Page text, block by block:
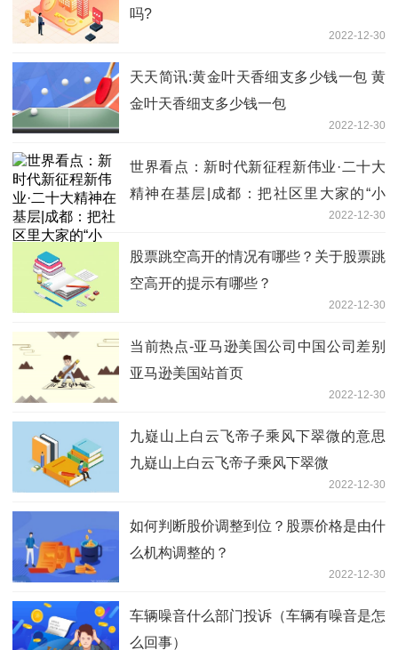
吗?
2022-12-30
天天简讯:黄金叶天香细支多少钱一包 黄
金叶天香细支多少钱一包
2022-12-30
世界看点：新时代新征程新伟业·二十大
精神在基层|成都：把社区里大家的“小
2022-12-30
股票跳空高开的情况有哪些？关于股票跳
空高开的提示有哪些？
2022-12-30
当前热点-亚马逊美国公司中国公司差别
亚马逊美国站首页
2022-12-30
九嶷山上白云飞帝子乘风下翠微的意思
九嶷山上白云飞帝子乘风下翠微
2022-12-30
如何判断股价调整到位？股票价格是由什
么机构调整的？
2022-12-30
车辆噪音什么部门投诉（车辆有噪音是怎
么回事）